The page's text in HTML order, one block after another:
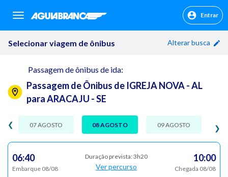
sr.header.toggle.navigation Entrar
Selecionar viagem de ônibus Alterar busca
Passagem de ônibus de ida:
Passagem de Ônibus de IGREJA NOVA - AL
para ARACAJU - SE
❯
❮ 07 AGOSTO 08 AGOSTO 09 AGOSTO
06:40
Embarque 08/08
Duração prevista: 3h20
Ver percurso
10:00
Chegada 08/08